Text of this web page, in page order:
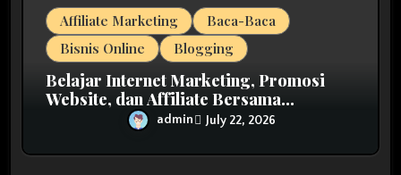
Affiliate Marketing
Baca-Baca
Bisnis Online
Blogging
Belajar Internet Marketing, Promosi
Website, dan Affiliate Bersama
admin July 22, 2026